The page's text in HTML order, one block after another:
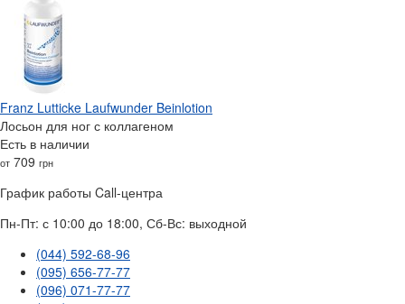
Franz Lutticke Laufwunder Beinlotion
Лосьон для ног с коллагеном
Есть в наличии
от 709 грн
График работы Call-центра
Пн-Пт: с 10:00 до 18:00, Сб-Вс: выходной
(044) 592-68-96
(095) 656-77-77
(096) 071-77-77